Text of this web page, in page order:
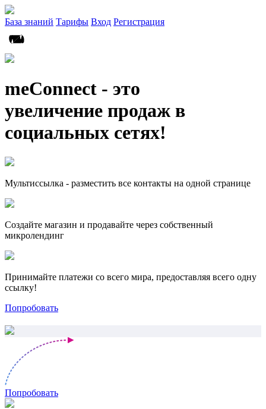
База знаний Тарифы Вход Регистрация
meConnect - это
увеличение продаж в
социальных сетях!
Мультиссылка - разместить все контакты на одной странице
Создайте магазин и продавайте через собственный
микролендинг
Принимайте платежи со всего мира, предоставляя всего одну
ссылку!
Попробовать
Попробовать